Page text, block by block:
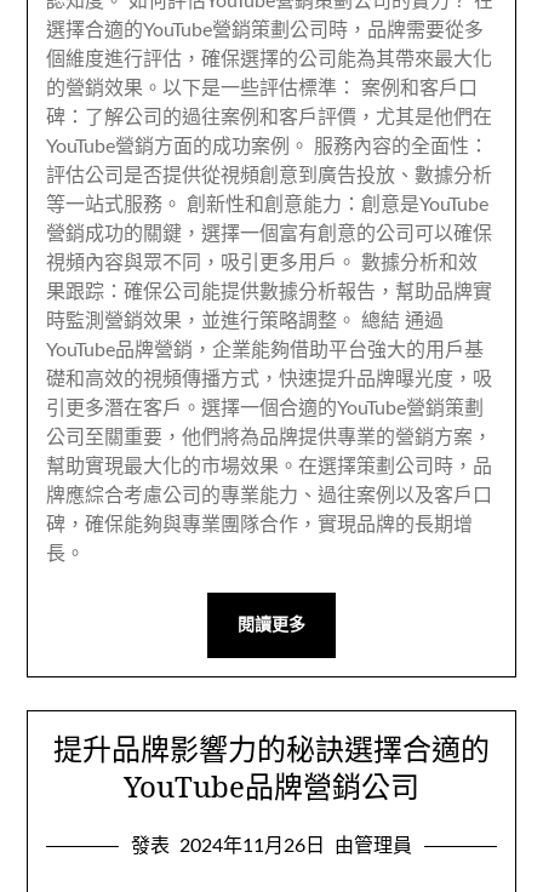
選擇合適的YouTube營銷策劃公司時，品牌需要從多
個維度進行評估，確保選擇的公司能為其帶來最大化
的營銷效果。以下是一些評估標準： 案例和客戶口
碑：了解公司的過往案例和客戶評價，尤其是他們在
YouTube營銷方面的成功案例。 服務內容的全面性：
評估公司是否提供從視頻創意到廣告投放、數據分析
等一站式服務。 創新性和創意能力：創意是YouTube
營銷成功的關鍵，選擇一個富有創意的公司可以確保
視頻內容與眾不同，吸引更多用戶。 數據分析和效
果跟踪：確保公司能提供數據分析報告，幫助品牌實
時監測營銷效果，並進行策略調整。 總結 通過
YouTube品牌營銷，企業能夠借助平台強大的用戶基
礎和高效的視頻傳播方式，快速提升品牌曝光度，吸
引更多潛在客戶。選擇一個合適的YouTube營銷策劃
公司至關重要，他們將為品牌提供專業的營銷方案，
幫助實現最大化的市場效果。在選擇策劃公司時，品
牌應綜合考慮公司的專業能力、過往案例以及客戶口
碑，確保能夠與專業團隊合作，實現品牌的長期增
長。
閱讀更多
提升品牌影響力的秘訣選擇合適的
YouTube品牌營銷公司
發表 2024年11月26日 由管理員